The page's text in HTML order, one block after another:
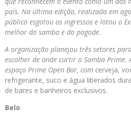
país. Na última edição, realizada em
público esgotou os ingressos e lotou o
melhor do samba e do pagode.
A organização planejou três setores
escolher de onde curtir o Samba Prime.
espaço Prime Open Bar, com cerveja,
refrigerante, suco e água liberados
de bares e banheiros exclusivos.
Belo